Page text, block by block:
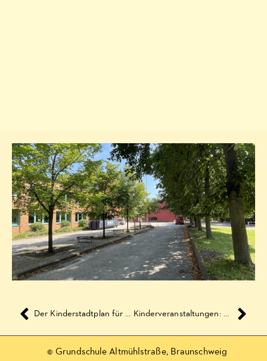
Der Kinderstadtplan für die Weststadt Kinderveranstaltungen: Kartoffeln pflanzen
© Grundschule Altmühlstraße, Braunschweig